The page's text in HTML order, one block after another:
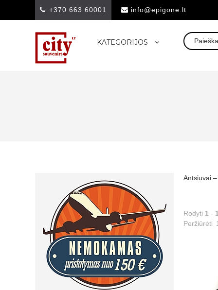
+370 663 60001 info@epigone.lt
KATEGORIJOS
Antsiuvai
Rodyti 1 -
Peržiūrėti